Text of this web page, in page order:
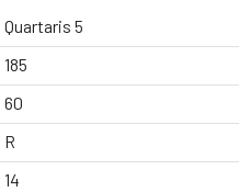
Quartaris 5
185
60
R
14